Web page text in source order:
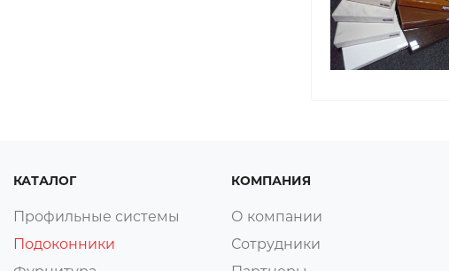
КАТАЛОГ
Профильные системы
Подоконники
КОМПАНИЯ
О компании
Сотрудники